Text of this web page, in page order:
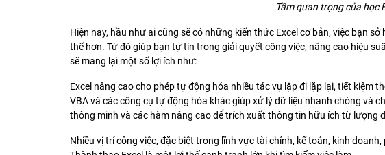
Tầm quan trọng của học
Hiện nay, hầu như ai cũng sẽ có những kiến thức Excel cơ bản, việc bạn
thế hơn. Từ đó giúp bạn tự tin trong giải quyết công việc, nâng cao hiệu
sẽ mang lại một số lợi ích như:
Excel nâng cao cho phép tự động hóa nhiều tác vụ lặp đi lặp lại, tiết kiệm
VBA và các công cụ tự động hóa khác giúp xử lý dữ liệu nhanh chóng và
thông minh và các hàm nâng cao để trích xuất thông tin hữu ích từ lượng
Nhiều vị trí công việc, đặc biệt trong lĩnh vực tài chính, kế toán, kinh